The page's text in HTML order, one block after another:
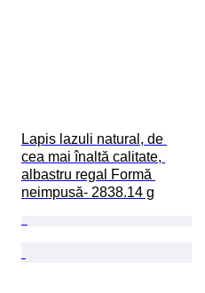
Lapis lazuli natural, de
cea mai înaltă calitate,
albastru regal Formă
neimpusă- 2838.14 g